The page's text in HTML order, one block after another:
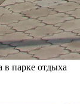
в парке отдыха